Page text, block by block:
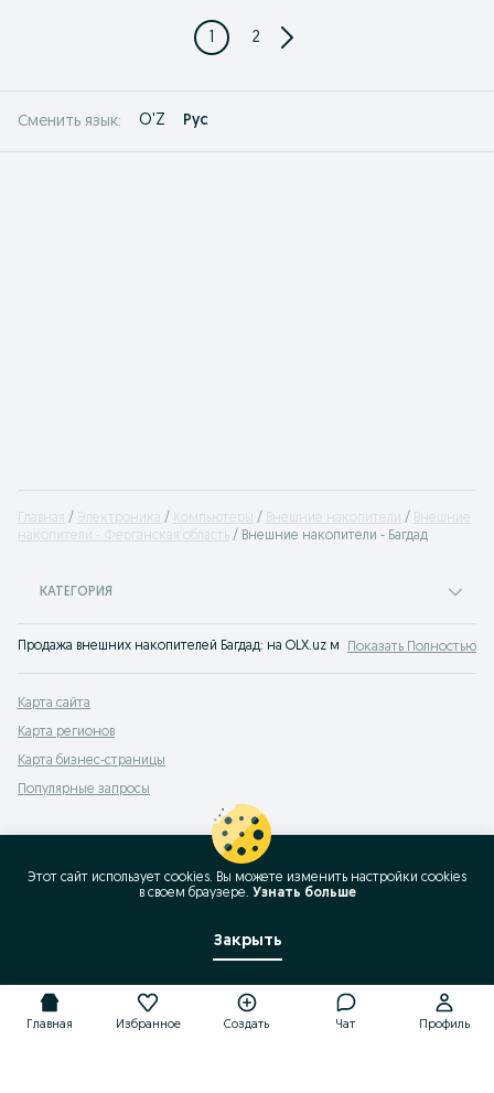
1 2
Сменить язык: O'Z Рус
Главная Электроника Компьютеры Внешние накопители
Внешние
накопители - Ферганская область
Внешние накопители - Багдад
КАТЕГОРИЯ
Продажа внешних накопителей Багдад: на OLX.uz можно легко купить
Показать Полностью
Карта сайта
Карта регионов
Карта бизнес-страницы
Популярные запросы
Главная Избранное Создать Чат Профиль
Этот сайт использует cookies. Вы можете изменить настройки cookies
в своeм браузере. Узнать больше
Закрыть